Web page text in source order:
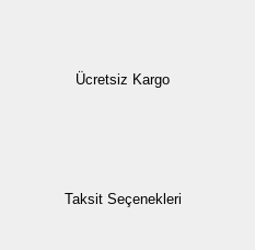
Ücretsiz Kargo
Taksit Seçenekleri